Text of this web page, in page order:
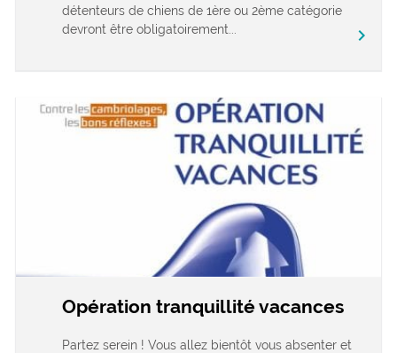
détenteurs de chiens de 1ère ou 2ème catégorie
devront être obligatoirement...
chevron_right
Opération tranquillité vacances
Partez serein ! Vous allez bientôt vous absenter et